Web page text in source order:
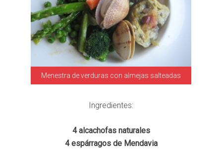
Menestra de verduras con almejas salteadas
Ingredientes:
4 alcachofas naturales
4 espárragos de Mendavia